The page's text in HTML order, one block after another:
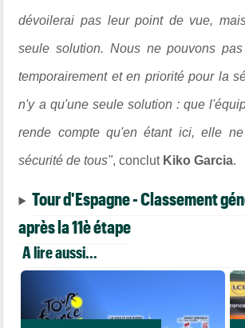
dévoilerai pas leur point de vue,
seule solution. Nous ne pouvons
temporairement et en priorité pour la
n'y a qu'une seule solution : que
rende compte qu'en étant ici, elle
sécurité de tous", conclut Kiko Garcia.
Tour d'Espagne - Classement
après la 11è étape
A lire aussi...